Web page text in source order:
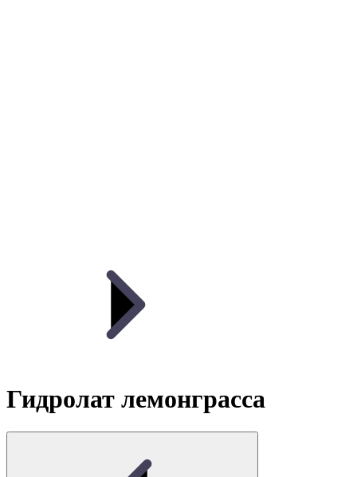
Гидролат лемонграсса